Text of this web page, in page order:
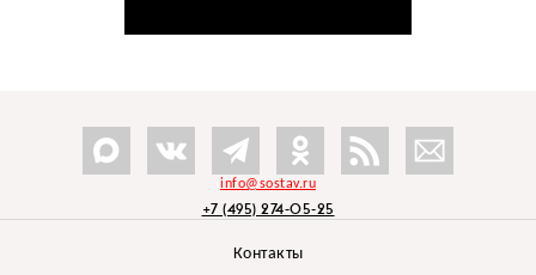
info@sostav.ru
+7 (495) 274-05-25
Контакты